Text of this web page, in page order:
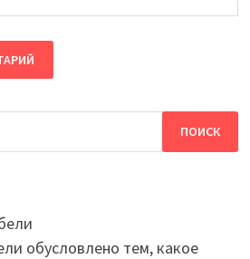
обусловлено тем, какое